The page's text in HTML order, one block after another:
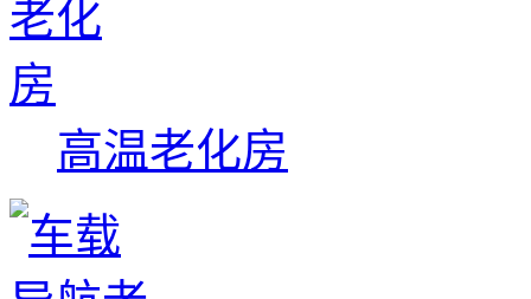
高温老化房